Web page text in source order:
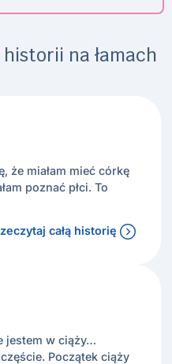
na łamach
że miałam mieć córkę
poznać płci. To
całą historię
jestem w ciąży…
Początek ciąży